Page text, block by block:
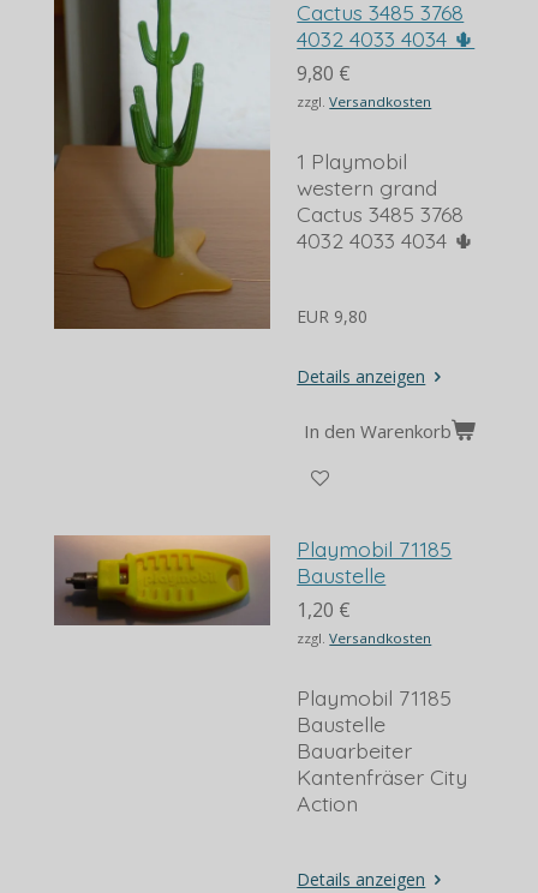
Cactus 3485 3768
4032 4033 4034 🌵
9,80 €
zzgl.Versandkosten
1 Playmobil
western grand
Cactus 3485 3768
4032 4033 4034 🌵
EUR 9,80
Details anzeigen
In den Warenkorb
Playmobil 71185
Baustelle
1,20 €
zzgl.Versandkosten
Playmobil 71185
Baustelle
Bauarbeiter
Kantenfräser City
Action
Details anzeigen